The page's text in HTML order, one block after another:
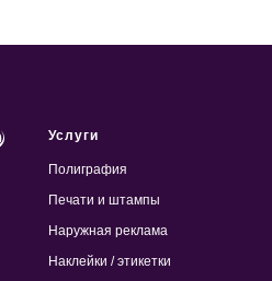
Услуги
Полиграфия
Печати и штампы
Наружная реклама
Наклейки / этикетки